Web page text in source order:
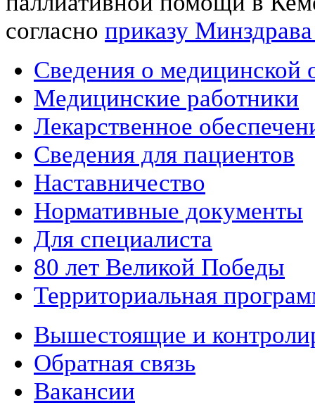
согласно приказу
Сведения о медицинской
Медицинские работники
Лекарственное
Сведения для пациентов
Наставничество
Нормативные документы
Для специалиста
80 лет Великой Победы
Территориальная
Вышестоящие и
Обратная связь
Вакансии